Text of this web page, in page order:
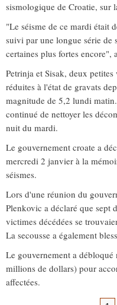
sismologique de Croatie, sur
"Le séisme de ce mardi était
suivi par une longue série de
certaines plus fortes encore",
Petrinja et Sisak, deux
réduites à l'état de gravats
magnitude de 5,2 lundi
continué de nettoyer les
nuit du mardi.
Le gouvernement croate a
mercredi 2 janvier à la
séismes.
Lors d'une réunion du
Plenkovic a déclaré que sept
victimes décédées se
La secousse a également
Le gouvernement a
millions de dollars) pour
affectées.